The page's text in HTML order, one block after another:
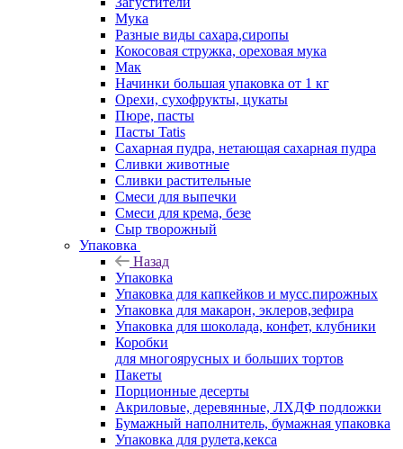
Мука
Разные виды сахара,сиропы
Кокосовая стружка, ореховая мука
Мак
Начинки большая упаковка от 1 кг
Орехи, сухофрукты, цукаты
Пюре, пасты
Пасты Tatis
Сахарная пудра, нетающая сахарная пудра
Сливки животные
Сливки растительные
Смеси для выпечки
Смеси для крема, безе
Сыр творожный
Упаковка
Назад
Упаковка
Упаковка для капкейков и мусс.пирожных
Упаковка для макарон, эклеров,зефира
Упаковка для шоколада, конфет, клубники
Коробки
для многоярусных и больших тортов
Пакеты
Порционные десерты
Акриловые, деревянные, ЛХДФ подложки
Бумажный наполнитель, бумажная упаковка
Упаковка для рулета,кекса